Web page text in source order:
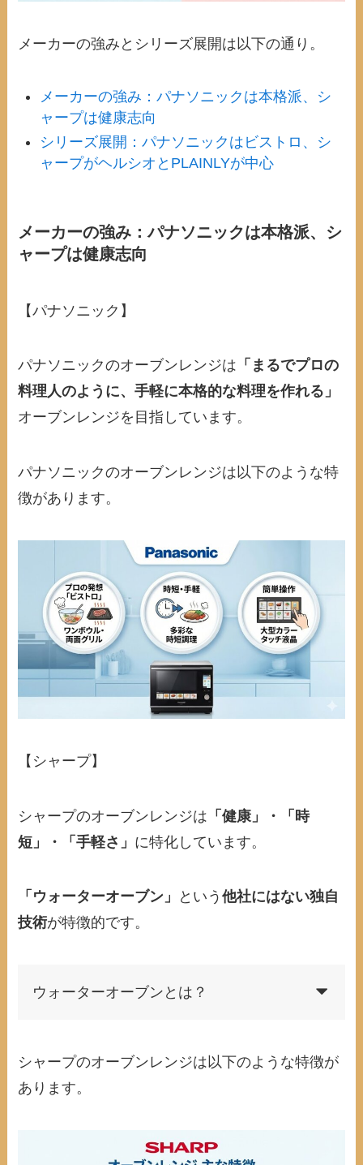
メーカーの強みとシリーズ展開は以下の通り。
メーカーの強み：パナソニックは本格派、シ
ャープは健康志向
シリーズ展開：パナソニックはビストロ、シ
ャープがヘルシオとPLAINLYが中心
メーカーの強み：パナソニックは本格派、シ
ャープは健康志向
【パナソニック】
パナソニックのオーブンレンジは 「まるでプロの
料理人のように、手軽に本格的な料理を作れる」
オーブンレンジを目指しています。
パナソニックのオーブンレンジは以下のような特
徴があります。
【シャープ】
シャープのオーブンレンジは 「健康」・「時
短」・「手軽さ」 に特化しています。
「ウォーターオーブン」 という他社にはない独自
技術が特徴的です。
ウォーターオーブンとは？
シャープのオーブンレンジは以下のような特徴が
あります。